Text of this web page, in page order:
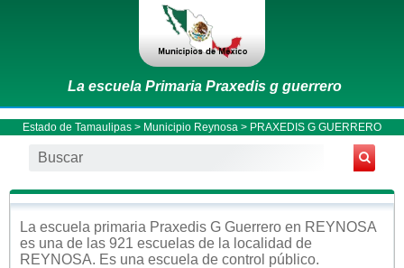
La escuela Primaria Praxedis g guerrero
Estado de Tamaulipas > Municipio Reynosa > PRAXEDIS G GUERRERO
La escuela primaria Praxedis G Guerrero en REYNOSA
es una de las 921 escuelas de la localidad de
REYNOSA. Es una escuela de control público.